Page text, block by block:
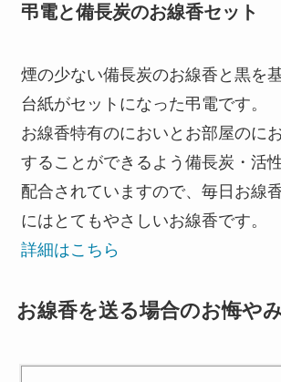
弔電と備長炭のお線香セット
煙の少ない備長炭のお線香と黒を
台紙がセットになった弔電です。
お線香特有のにおいとお部屋のに
することができるよう備長炭・活
配合されていますので、毎日お線
にはとてもやさしいお線香です。
詳細はこちら
お線香を送る場合のお悔や